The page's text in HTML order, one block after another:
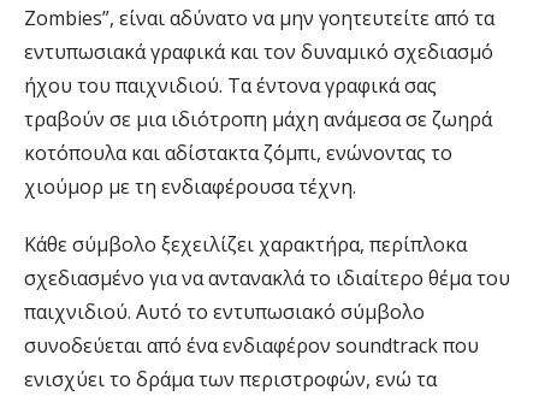
Zombies”, είναι αδύνατο να μην γοητευτείτε από τα
εντυπωσιακά γραφικά και τον δυναμικό σχεδιασμό
ήχου του παιχνιδιού. Τα έντονα γραφικά σας
τραβούν σε μια ιδιότροπη μάχη ανάμεσα σε ζωηρά
κοτόπουλα και αδίστακτα ζόμπι, ενώνοντας το
χιούμορ με τη ενδιαφέρουσα τέχνη.
Κάθε σύμβολο ξεχειλίζει χαρακτήρα, περίπλοκα
σχεδιασμένο για να αντανακλά το ιδιαίτερο θέμα του
παιχνιδιού. Αυτό το εντυπωσιακό σύμβολο
συνοδεύεται από ένα ενδιαφέρον soundtrack που
ενισχύει το δράμα των περιστροφών, ενώ τα